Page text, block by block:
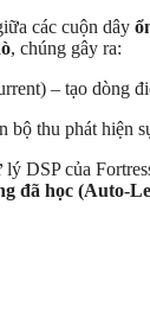
các cuộn dây
, chúng gây ra:
– tạo dòng
bộ thu phát hiện
DSP của
đã học (Auto-